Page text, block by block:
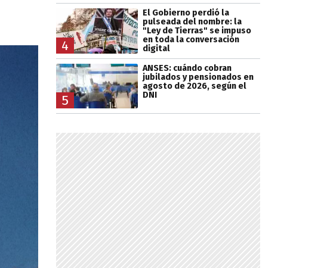
4
El Gobierno perdió la
pulseada del nombre: la
"Ley de Tierras" se impuso
en toda la conversación
digital
5
ANSES: cuándo cobran
jubilados y pensionados en
agosto de 2026, según el
DNI